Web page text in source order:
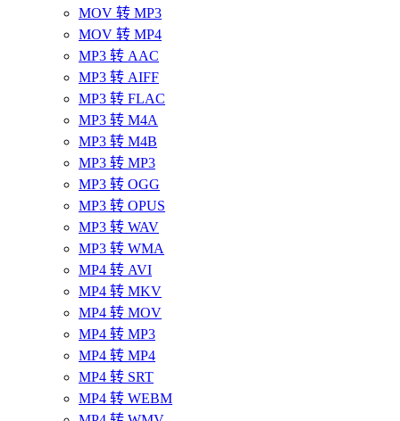
MOV 转 MP3
MOV 转 MP4
MP3 转 AAC
MP3 转 AIFF
MP3 转 FLAC
MP3 转 M4A
MP3 转 M4B
MP3 转 MP3
MP3 转 OGG
MP3 转 OPUS
MP3 转 WAV
MP3 转 WMA
MP4 转 AVI
MP4 转 MKV
MP4 转 MOV
MP4 转 MP3
MP4 转 MP4
MP4 转 SRT
MP4 转 WEBM